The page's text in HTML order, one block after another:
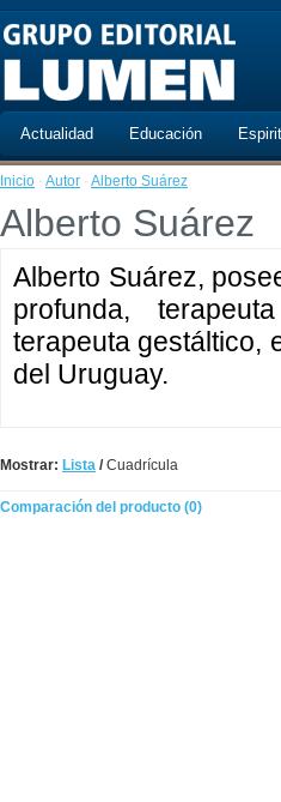
Actualidad Educación
Inicio · Autor · Alberto Suárez
Alberto Suárez
Alberto Suárez,
profunda,
terapeuta gestáltico,
del Uruguay.
Mostrar: Lista /Cuadrícula
Comparación del producto (0)